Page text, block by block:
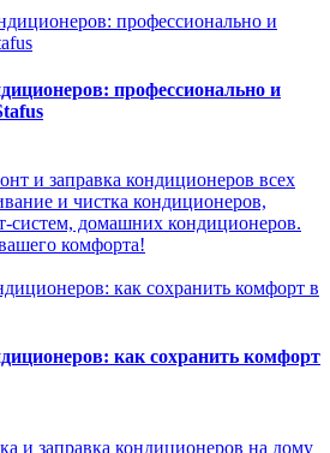
профессионально и
и заправка кондиционеров всех
и чистка кондиционеров,
систем, домашних кондиционеров.
комфорта!
как сохранить комфорт
и заправка кондиционеров на дому